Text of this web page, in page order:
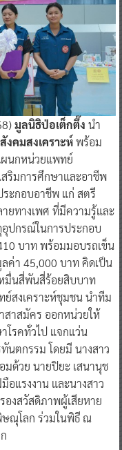
มูลนิธิป่อเต็กตึ๊ง นำ
งคมสงเคราะห์พร้อม
นกหน่วยแพทย์
ริมการศึกษาและอาชีพ
ะกอบอาชีพ แก่ สตรี
ยทางเพศ ที่มีความรู้และ
ปกรณ์ในการประกอบ
บาท พร้อมมอบรถเข็น
ค่า 45,000 บาท คิดเป็น
มื่นสี่พันสี่ร้อยสิบบาท
สงเคราะห์ชุมชน นำทีม
าสมัคร ออกหน่วยให้
โรคทั่วไป แจกแว่น
นตกรรม โดยมี นางสาว
ด้วย นายปิยะ เสนานุช
อแรงงาน และนางสาว
งสวัสดิภาพผู้เสียหาย
ษณุโลก ร่วมในพิธี ณ